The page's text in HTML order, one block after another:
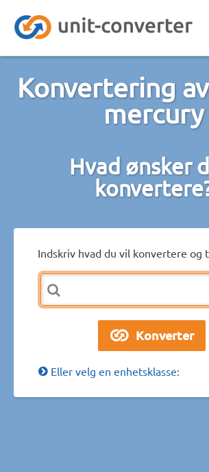
Konvertering
mercury
Hvad ønsker
Indskriv hvad du vil konvertere og
Eller velg en enhetsklasse: